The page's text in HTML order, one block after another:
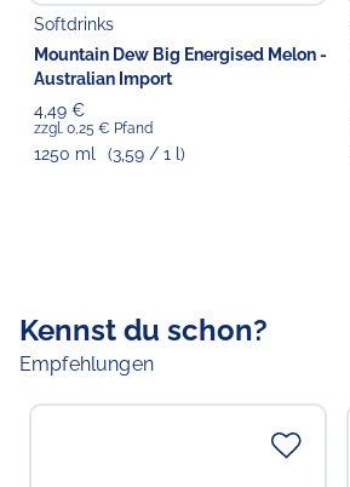
Softdrinks
Mountain Dew Big Energised Melon -
Australian Import
4,49 €
zzgl. 0,25 € Pfand
1250 ml (3,59 / 1 l)
Kennst du schon?
Empfehlungen